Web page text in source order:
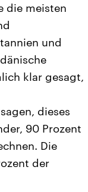
die meisten
und
klar gesagt,
dieses
90 Prozent
Die
der